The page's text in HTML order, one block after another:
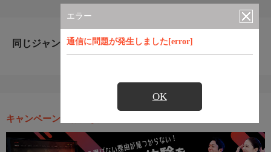
エラー
通信に問題が発生しました[error]
OK
同じジャンルのおすすめ番組
キャンペーン・お得な情報